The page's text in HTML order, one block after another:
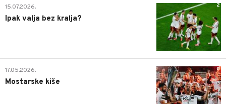
2
15.07.2026.
Ipak valja bez kralja?
0
17.05.2026.
Mostarske kiše